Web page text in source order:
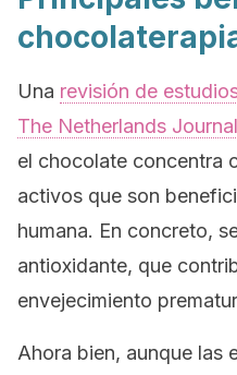
Una revisión de
The Netherlands
el chocolate concentra
activos que son
humana. En concreto,
antioxidante, que
envejecimiento
Ahora bien, aunque las